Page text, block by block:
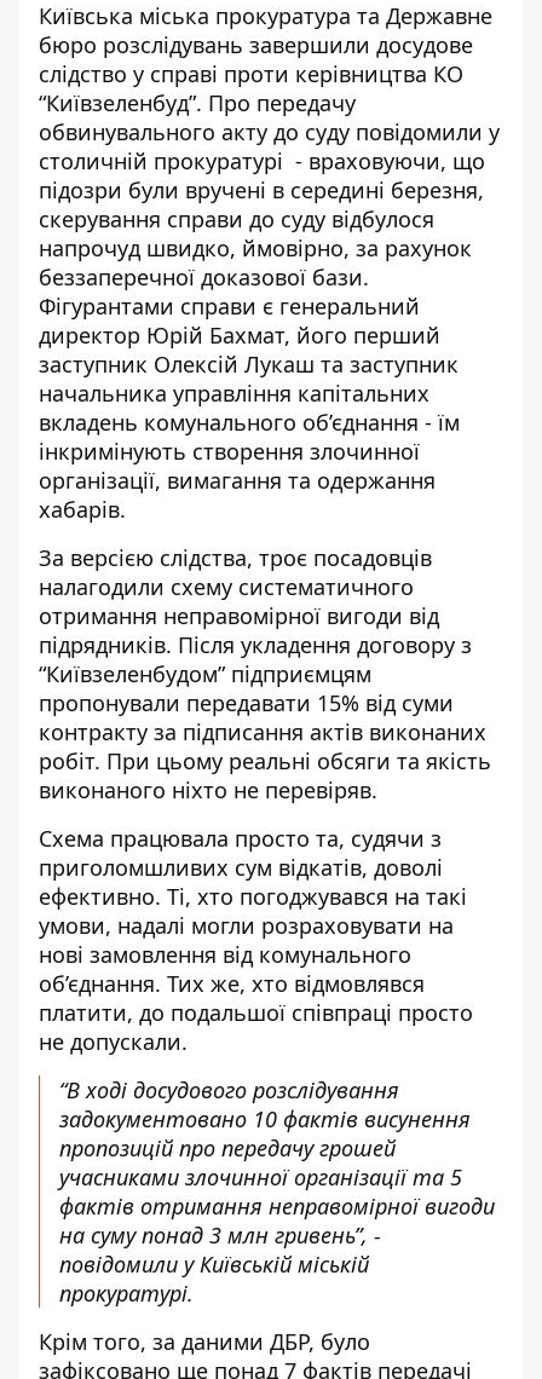
Київська міська прокуратура та Державне
бюро розслідувань завершили досудове
слідство у справі проти керівництва КО
“Київзеленбуд”. Про передачу
обвинувального акту до суду повідомили у
столичній прокуратурі - враховуючи, що
підозри були вручені в середині березня,
скерування справи до суду відбулося
напрочуд швидко, ймовірно, за рахунок
беззаперечної доказової бази.
Фігурантами справи є генеральний
директор Юрій Бахмат, його перший
заступник Олексій Лукаш та заступник
начальника управління капітальних
вкладень комунального об’єднання - їм
інкримінують створення злочинної
організації, вимагання та одержання
хабарів.
За версією слідства, троє посадовців
налагодили схему систематичного
отримання неправомірної вигоди від
підрядників. Після укладення договору з
“Київзеленбудом” підприємцям
пропонували передавати 15% від суми
контракту за підписання актів виконаних
робіт. При цьому реальні обсяги та якість
виконаного ніхто не перевіряв.
Схема працювала просто та, судячи з
приголомшливих сум відкатів, доволі
ефективно. Ті, хто погоджувався на такі
умови, надалі могли розраховувати на
нові замовлення від комунального
об’єднання. Тих же, хто відмовлявся
платити, до подальшої співпраці просто
не допускали.
“В ході досудового розслідування
задокументовано 10 фактів висунення
пропозицій про передачу грошей
учасниками злочинної організації та 5
фактів отримання неправомірної вигоди
на суму понад 3 млн гривень”, -
повідомили у Київській міській
прокуратурі.
Крім того, за даними ДБР, було
зафіксовано ще понад 7 фактів передачі